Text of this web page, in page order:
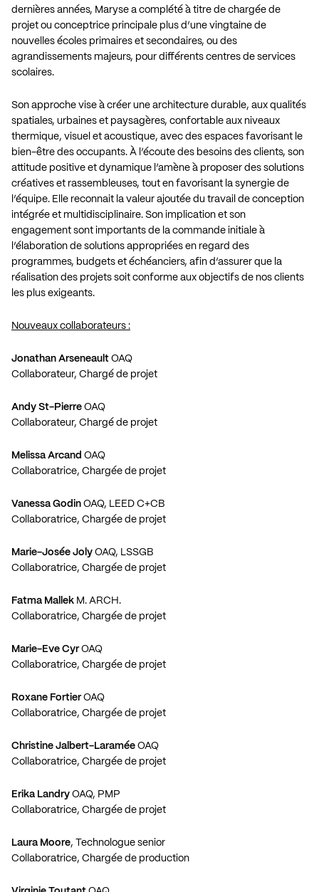
dernières années, Maryse a complété à titre de chargée de
projet ou conceptrice principale plus d’une vingtaine de
nouvelles écoles primaires et secondaires, ou des
agrandissements majeurs, pour différents centres de services
scolaires.
Son approche vise à créer une architecture durable, aux qualités
spatiales, urbaines et paysagères, confortable aux niveaux
thermique, visuel et acoustique, avec des espaces favorisant le
bien-être des occupants. À l’écoute des besoins des clients, son
attitude positive et dynamique l’amène à proposer des solutions
créatives et rassembleuses, tout en favorisant la synergie de
l’équipe. Elle reconnait la valeur ajoutée du travail de conception
intégrée et multidisciplinaire. Son implication et son
engagement sont importants de la commande initiale à
l’élaboration de solutions appropriées en regard des
programmes, budgets et échéanciers, afin d’assurer que la
réalisation des projets soit conforme aux objectifs de nos clients
les plus exigeants.
Nouveaux collaborateurs :
Jonathan Arseneault OAQ
Collaborateur, Chargé de projet
Andy St-Pierre OAQ
Collaborateur, Chargé de projet
Melissa Arcand OAQ
Collaboratrice, Chargée de projet
Vanessa Godin OAQ, LEED C+CB
Collaboratrice, Chargée de projet
Marie-Josée Joly OAQ, LSSGB
Collaboratrice, Chargée de projet
Fatma Mallek M. ARCH.
Collaboratrice, Chargée de projet
Marie-Eve CyrOAQ
Collaboratrice, Chargée de projet
Roxane FortierOAQ
Collaboratrice, Chargée de projet
Christine Jalbert-Laramée OAQ
Collaboratrice, Chargée de projet
Erika Landry OAQ, PMP
Collaboratrice, Chargée de projet
Laura Moore, Technologue senior
Collaboratrice, Chargée de production